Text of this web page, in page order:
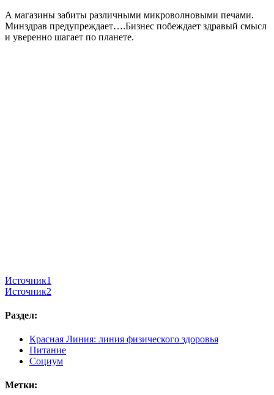
А магазины забиты различными микроволновыми печами.
Минздрав предупреждает….Бизнес побеждает здравый смысл
и уверенно шагает по планете.
Источник1
Источник2
Раздел:
Красная Линия: линия физического здоровья
Питание
Социум
Метки: